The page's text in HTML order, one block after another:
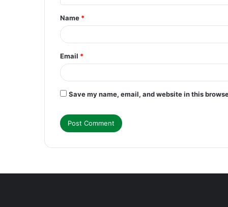
t
*
Name *
Email *
Save my name, email, and website in this